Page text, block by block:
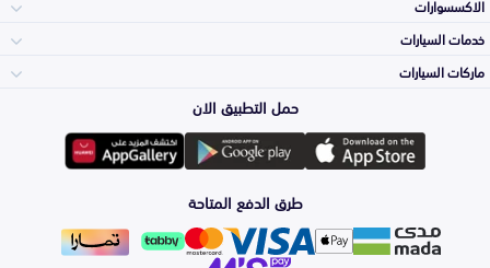
المكائن، القيرات
وملحقاتها
الشمعات
والاصطبات (الاضاءة)
الاكسسوارات
لوازم الرحلات
اكسسوارات العناية
خدمات السيارات
الأكثر مبيعاً
ماركات السيارات
Toyota
Hyundai
حمل التطبيق الان
طرق الدفع المتاحة